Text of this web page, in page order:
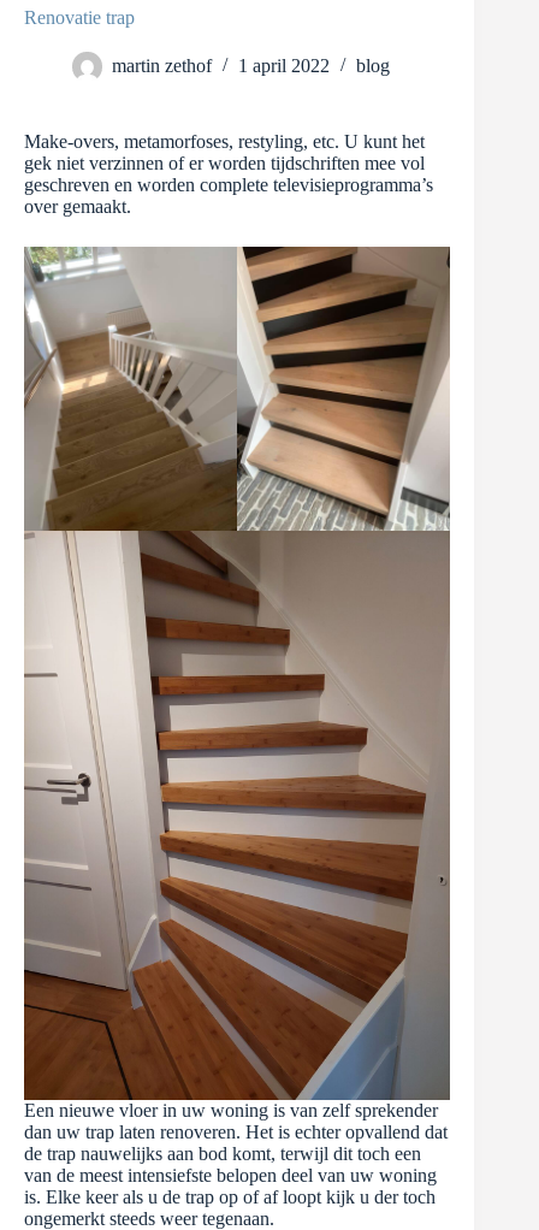
Renovatie trap
martin zethof 1 april 2022 blog
Make-overs, metamorfoses, restyling, etc. U kunt het
gek niet verzinnen of er worden tijdschriften mee vol
geschreven en worden complete televisieprogramma’s
over gemaakt.
Een nieuwe vloer in uw woning is van zelf sprekender
dan uw trap laten renoveren. Het is echter opvallend dat
de trap nauwelijks aan bod komt, terwijl dit toch een
van de meest intensiefste belopen deel van uw woning
is. Elke keer als u de trap op of af loopt kijk u der toch
ongemerkt steeds weer tegenaan.